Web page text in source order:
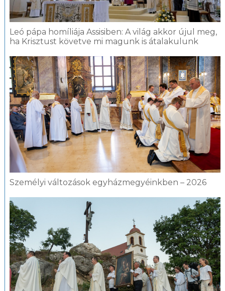
Leó pápa homíliája Assisiben: A világ akkor újul meg,
ha Krisztust követve mi magunk is átalakulunk
Személyi változások egyházmegyéinkben – 2026